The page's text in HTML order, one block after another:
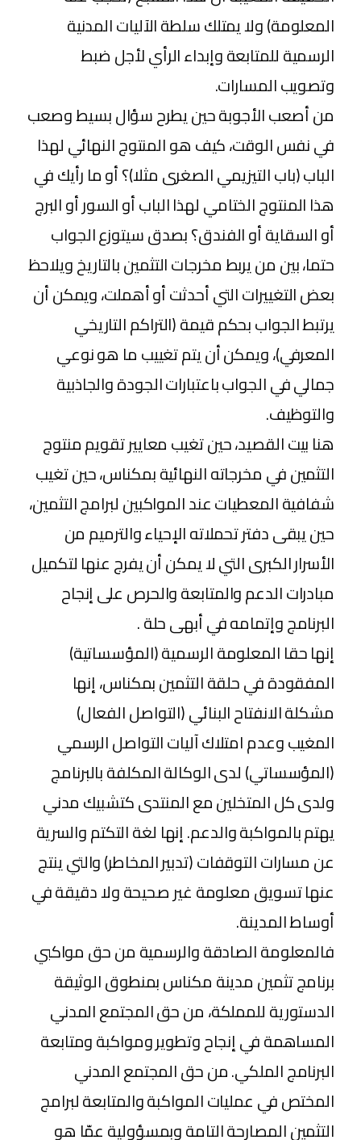
المعلومة) ولا يمتلك سلطة الآليات المدنية
الرسمية للمتابعة وإبداء الرأي لأجل ضبط
وتصويب المسارات.
من أصعب الأجوبة حين يطرح سؤال بسيط وصعب
في نفس الوقت، كيف هو المنتوج النهائي لهذا
الباب (باب التيزيمي الصغرى مثلا)؟ أو ما رأيك في
هذا المنتوج الختامي لهذا الباب أو السور أو البرج
أو السقاية أو الفندق؟ بصدق سيتوزع الجواب
حتما، بين من يربط مخرجات التثمين بالتاريخ ويلاحظ
بعض التغييرات التي أحدثت أو أهملت، ويمكن أن
يرتبط الجواب بحكم قيمة (التراكم التاريخي
المعرفي)، ويمكن أن يتم تغييب ما هو نوعي
جمالي في الجواب باعتبارات الجودة والجاذبية
والتوظيف.
هنا بيت القصيد، حين تغيب معايير تقويم منتوج
التثمين في مخرجاته النهائية بمكناس، حين تغيب
شفافية المعطيات عند المواكبين لبرامج التثمين،
حين يبقى دفتر تحملاته الإحياء والترميم من
الأسرار الكبرى التي لا يمكن أن يفرج عنها لتكميل
مبادرات الدعم والمتابعة والحرص على إنجاح
البرنامج وإتمامه في أبهى حلة .
إنها حقا المعلومة الرسمية (المؤسساتية)
المفقودة في حلقة التثمين بمكناس، إنها
مشكلة الانفتاح البنائي (التواصل الفعال)
المغيب وعدم امتلاك آليات التواصل الرسمي
(المؤسساتي) لدى الوكالة المكلفة بالبرنامج
ولدى كل المتخلين مع المنتدى كتشبيك مدني
يهتم بالمواكبة والدعم. إنها لغة التكتم والسرية
عن مسارات التوقفات (تدبير المخاطر) والتي ينتج
عنها تسويق معلومة غير صحيحة ولا دقيقة في
أوساط المدينة.
فالمعلومة الصادقة والرسمية من حق مواكبي
برنامج تثمين مدينة مكناس بمنطوق الوثيقة
الدستورية للمملكة، من حق المجتمع المدني
المساهمة في إنجاح وتطوير ومواكبة ومتابعة
البرنامج الملكي. من حق المجتمع المدني
المختص في عمليات المواكبة والمتابعة لبرامج
التثمين المصارحة التامة وبمسؤولية عمّا هو